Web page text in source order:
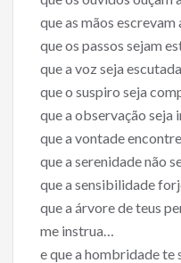
o
o
k
que as mãos
que os passos sejam
que a voz seja
que o suspiro seja
que a observação seja
que a vontade
que a serenidade não
que a sensibilidade
que a árvore de teus
me instrua…
e que a hombridade te